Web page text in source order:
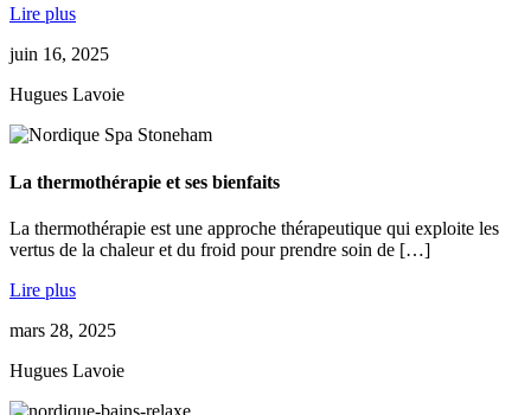
Lire plus
juin 16, 2025
Hugues Lavoie
La thermothérapie et ses bienfaits
La thermothérapie est une approche thérapeutique qui exploite les
vertus de la chaleur et du froid pour prendre soin de […]
Lire plus
mars 28, 2025
Hugues Lavoie